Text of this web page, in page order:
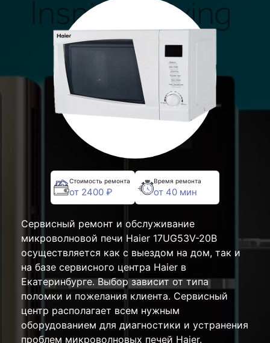
Стоимость ремонта
от 2400 ₽
Время ремонта
от 40 мин
Сервисный ремонт и обслуживание
микроволновой печи Haier 17UG53V-20B
осуществляется как с выездом на дом, так и
на базе сервисного центра Haier в
Екатеринбурге. Выбор зависит от типа
поломки и пожелания клиента. Сервисный
центр располагает всем нужным
оборудованием для диагностики и устранения
проблем микроволновых печей Haier.